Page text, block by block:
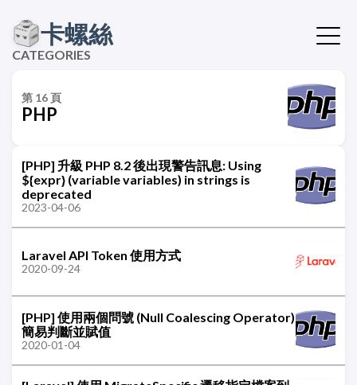
卡螺絲
CATEGORIES
第 16 頁
PHP
[PHP] 升級 PHP 8.2 後出現警告訊息: Using
${expr} (variable variables) in strings is
deprecated
2023-04-06
Laravel API Token 使用方式
2020-09-24
[PHP] 使用兩個問號 (Null Coalescing Operator)
簡易判斷並賦值
2020-01-04